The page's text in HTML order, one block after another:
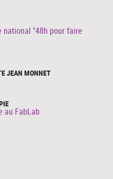
national "48h pour faire
JEAN MONNET
au FabLab